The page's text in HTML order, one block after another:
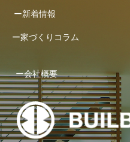
ー新着情報
ー家づくりコラム
ー会社概要